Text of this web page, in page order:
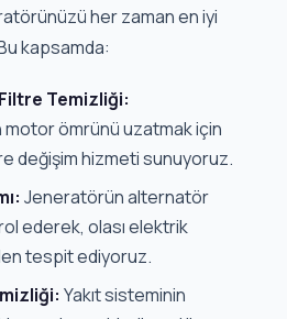
her zaman en iyi
kapsamda:
Temizliği:
ömrünü uzatmak için
değişim hizmeti sunuyoruz.
Jeneratörün alternatör
ederek, olası elektrik
tespit ediyoruz.
Yakıt sisteminin